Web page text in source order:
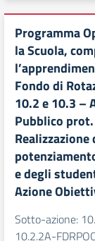
Programma
la Scuola,
Fondo di
10.2 e 10.3 –
Pubblico
e degli
Azione
Sotto-azione:
10.2.2A-